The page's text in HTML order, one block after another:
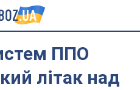
ППО
літак над